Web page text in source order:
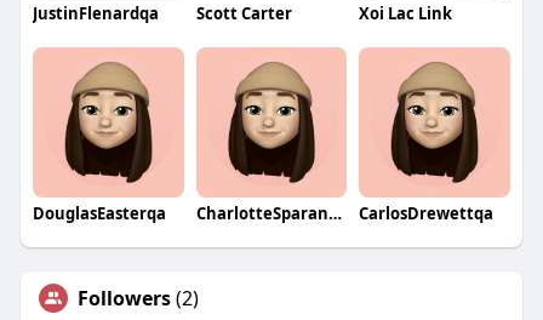
JustinFlenardqa Scott Carter Xoi Lac Link
DouglasEasterqa CharlotteSparanoqa CarlosDrewettqa
Followers(2)